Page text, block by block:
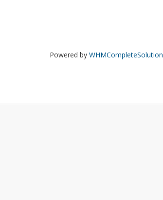
Powered by WHMCompleteSolution